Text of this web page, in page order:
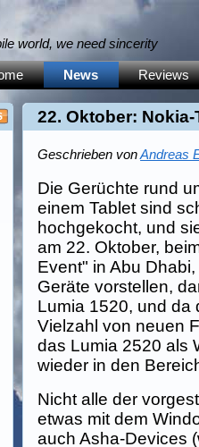
world, we need sincerity
News Reviews
22. Oktober: Nokia-
Geschrieben vonAndreas
Die Gerüchte rund
einem Tablet sind
hochgekocht, und
am 22. Oktober,
Event" in Abu
Geräte vorstellen,
Lumia 1520, und da
Vielzahl von neuen
das Lumia 2520 als
wieder in den
Nicht alle der
etwas mit dem
auch Asha-Devices